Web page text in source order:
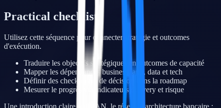
Practical checklist
Utilisez cette séquence pour connecter stratégie et outcomes
d'exécution.
Traduire les objectifs stratégiques en outcomes de capacité
Mapper les dépendances business, app, data et tech
Définir des checkpoints de décision dans la roadmap
Mesurer le progrès via indicateurs delivery et risque
Une introduction claire au BIAN, le réseau d'architecture bancaire :